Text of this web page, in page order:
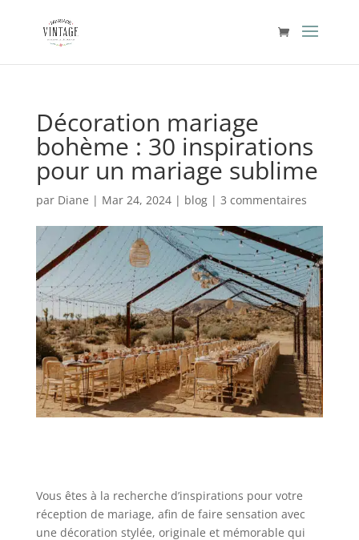
Décoration mariage
bohème : 30 inspirations
pour un mariage sublime
par Diane | Mar 24, 2024| blog| 3 commentaires
Vous êtes à la recherche d’inspirations pour votre
réception de mariage, afin de faire sensation avec
une décoration stylée, originale et mémorable qui